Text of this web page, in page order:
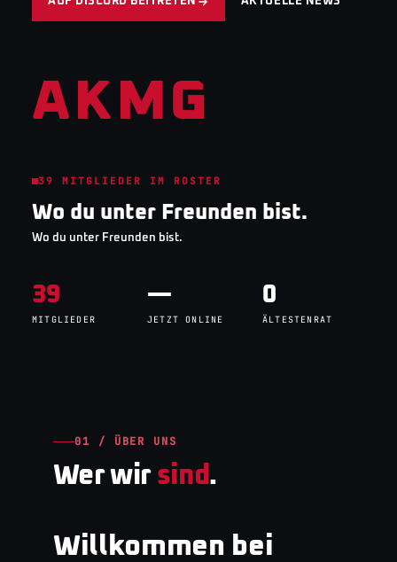
AKMG
39 MITGLIEDER IM ROSTER
Wo du unter Freunden bist.
Wo du unter Freunden bist.
39
MITGLIEDER
—
JETZT ONLINE
0
ÄLTESTENRAT
01 / ÜBER UNS
Wer wir sind.
Willkommen bei